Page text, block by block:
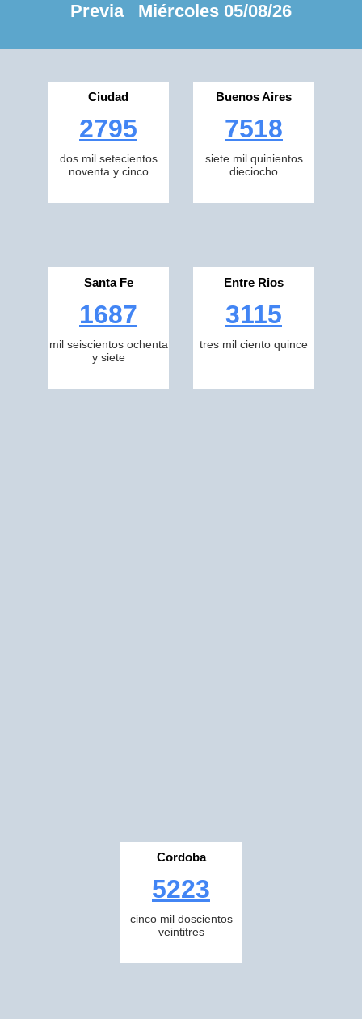
Previa Miércoles 05/08/26
Ciudad
2795
dos mil setecientos
noventa y cinco
Buenos Aires
7518
siete mil quinientos
dieciocho
Santa Fe
1687
mil seiscientos ochenta
y siete
Entre Rios
3115
tres mil ciento quince
Cordoba
5223
cinco mil doscientos
veintitres